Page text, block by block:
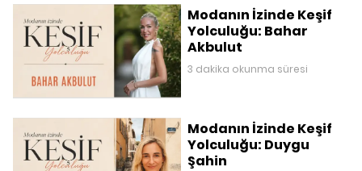
Modanın İzinde Keşif
Yolculuğu: Bahar
Akbulut
3 dakika okunma süresi
Modanın İzinde Keşif
Yolculuğu: Duygu
Şahin